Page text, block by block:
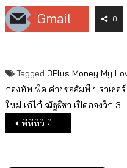
Gmail
0
Tagged 3Plus Money My
กองทัพ พีค ค่ายชลลัมพี บราเธอร์
ใหม่ เก๋ไก๋ ณัฐธิชา เปิดกองวิก 3
แนะแนวเรื่อง
พีพีทีวี ยิงสด “THAI FIGHT พัทลุง” ศึกสังเวียนเดือด! สะเทือนถิ่นโนรา